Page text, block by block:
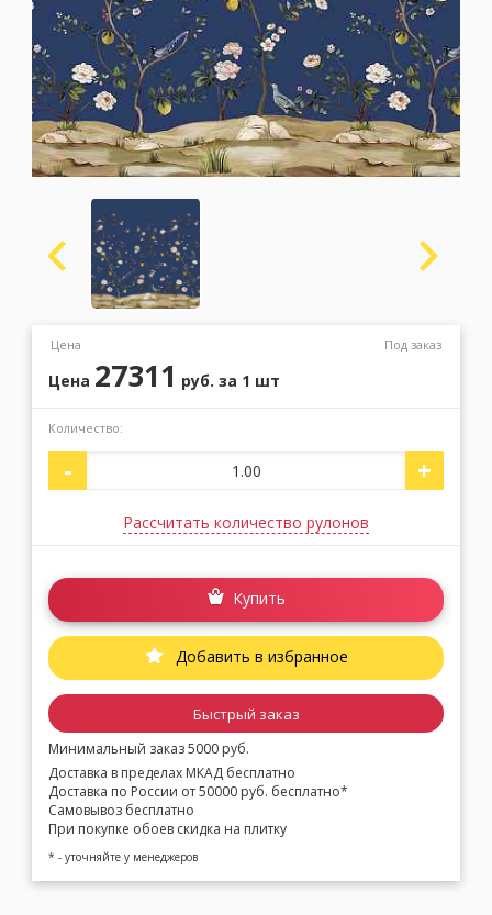
Москва (сменить город)
Заказать обратный звонок
Цена Под заказ
Цена 27311 руб. за 1 шт
Количество:
- +
Рассчитать количество рулонов
Купить
Добавить в избранное
Быстрый заказ
Минимальный заказ 5000 руб.
Доставка в пределах МКАД бесплатно
Доставка по России от 50000 руб. бесплатно*
Самовывоз бесплатно
При покупке обоев скидка на плитку
* - уточняйте у менеджеров